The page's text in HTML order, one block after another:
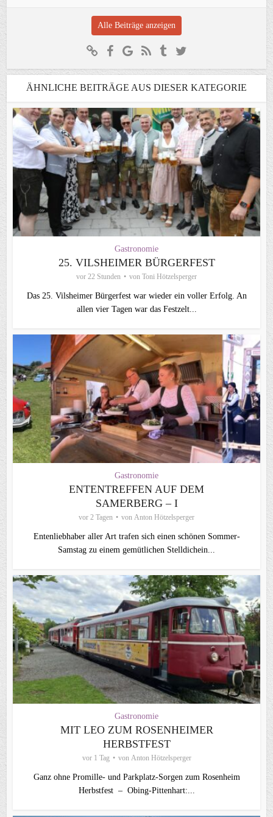
Alle Beiträge anzeigen
ÄHNLICHE BEITRÄGE AUS DIESER KATEGORIE
Gastronomie
25. VILSHEIMER BÜRGERFEST
vor 22 Stunden von Toni Hötzelsperger
Das 25. Vilsheimer Bürgerfest war wieder ein voller Erfolg. An
allen vier Tagen war das Festzelt...
Gastronomie
ENTENTREFFEN AUF DEM
SAMERBERG – I
vor 2 Tagen von Anton Hötzelsperger
Entenliebhaber aller Art trafen sich einen schönen Sommer-
Samstag zu einem gemütlichen Stelldichein...
Gastronomie
MIT LEO ZUM ROSENHEIMER
HERBSTFEST
vor 1 Tag von Anton Hötzelsperger
Ganz ohne Promille- und Parkplatz-Sorgen zum Rosenheim
Herbstfest – Obing-Pittenhart:...